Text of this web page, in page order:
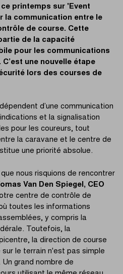
printemps sur 'Event
la communication entre le
de course. Cette
de la capacité
pour les communications
une nouvelle étape
lors des courses de
d’une communication
et la signalisation
pour les coureurs, tout
la caravane et le centre de
une priorité absolue.
nous risquions de rencontrer
Van Den Spiegel, CEO
centre de contrôle de
toutes les informations
y compris la
Toutefois, la
la direction de course
le terrain n'est pas simple
Un grand nombre de